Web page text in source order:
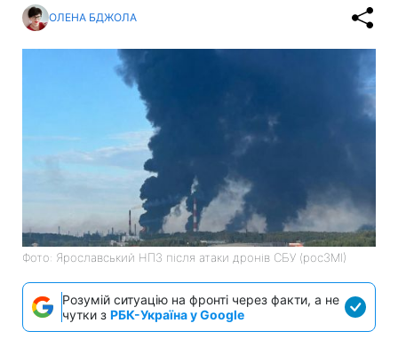
ОЛЕНА БДЖОЛА
Фото: Ярославський НПЗ після атаки дронів СБУ (росЗМІ)
Розумій ситуацію на фронті через факти, а не
чутки з РБК-Україна у Google